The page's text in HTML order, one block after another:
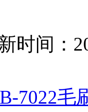
时间：
7022毛